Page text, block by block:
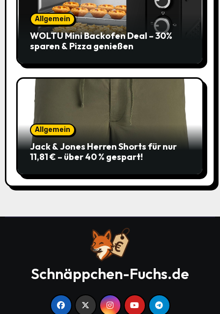
Allgemein
WOLTU Mini Backofen Deal – 30%
sparen & Pizza genießen
Allgemein
Jack & Jones Herren Shorts für nur
11,81 € – über 40 % gespart!
Schnäppchen-Fuchs.de